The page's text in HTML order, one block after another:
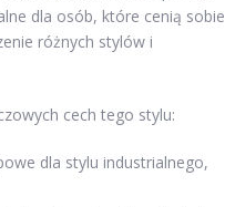
dla osób, które cenią sobie
różnych stylów i
cech tego stylu:
dla stylu industrialnego,